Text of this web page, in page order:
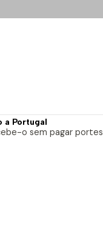
a Portugal
o sem pagar portes